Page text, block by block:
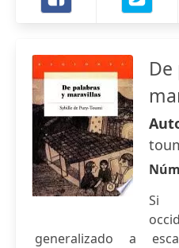
Si
generalizado a